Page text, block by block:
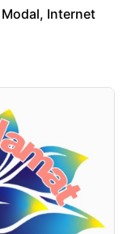
Modal, Internet